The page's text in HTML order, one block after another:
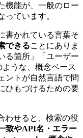
機能が、一般のロー
っています。
書かれている言葉そ
できることにありま
る箇所」「ユーザー
うな、概念ベース
ントが自然言語で問
ひもづけるための要
わせると、検索の役
致やAPI名・エラー